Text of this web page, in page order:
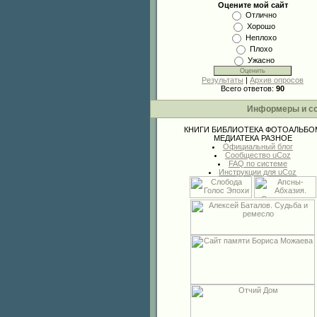
Оцените мой сайт
Отлично
Хорошо
Неплохо
Плохо
Ужасно
Результаты | Архив опросов
Всего ответов: 90
Информеры и
КНИГИ БИБЛИОТЕКА
МЕДИАТЕКА РАЗНОЕ
Официальный блог
Сообщество uCoz
FAQ по системе
Инструкции для uCoz